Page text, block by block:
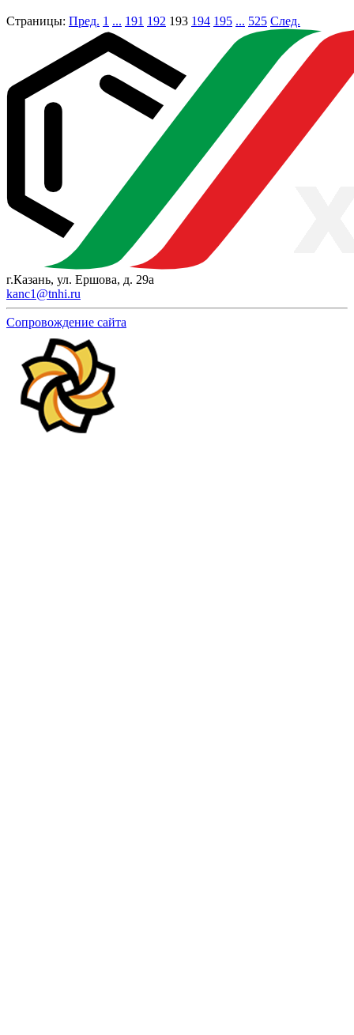
Страницы: Пред. 1 ... 191 192 193 194 195 ... 525 След.
г.Казань, ул. Ершова, д. 29а
kanc1@tnhi.ru
Сопровождение сайта